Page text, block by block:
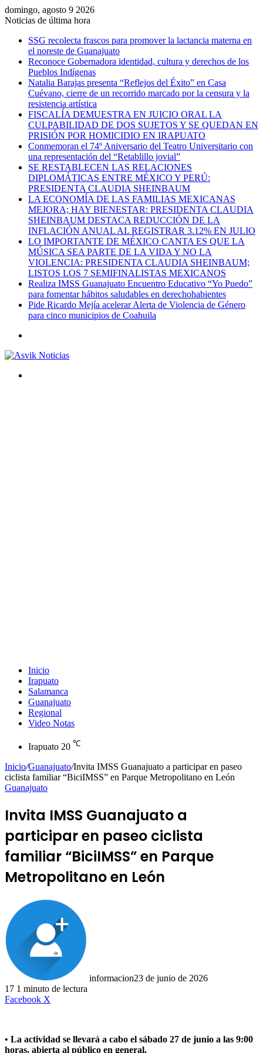
domingo, agosto 9 2026
Noticias de última hora
SSG recolecta frascos para promover la lactancia materna en
el noreste de Guanajuato
Reconoce Gobernadora identidad, cultura y derechos de los
Pueblos Indígenas
Natalia Barajas presenta “Reflejos del Éxito” en Casa
Cuévano, cierre de un recorrido marcado por la censura y la
resistencia artística
FISCALÍA DEMUESTRA EN JUICIO ORAL LA
CULPABILIDAD DE DOS SUJETOS Y SE QUEDAN EN
PRISIÓN POR HOMICIDIO EN IRAPUATO
Conmemoran el 74º Aniversario del Teatro Universitario con
una representación del “Retablillo jovial”
SE RESTABLECEN LAS RELACIONES
DIPLOMÁTICAS ENTRE MÉXICO Y PERÚ:
PRESIDENTA CLAUDIA SHEINBAUM
LA ECONOMÍA DE LAS FAMILIAS MEXICANAS
MEJORA; HAY BIENESTAR: PRESIDENTA CLAUDIA
SHEINBAUM DESTACA REDUCCIÓN DE LA
INFLACIÓN ANUAL AL REGISTRAR 3.12% EN JULIO
LO IMPORTANTE DE MÉXICO CANTA ES QUE LA
MÚSICA SEA PARTE DE LA VIDA Y NO LA
VIOLENCIA: PRESIDENTA CLAUDIA SHEINBAUM;
LISTOS LOS 7 SEMIFINALISTAS MEXICANOS
Realiza IMSS Guanajuato Encuentro Educativo “Yo Puedo”
para fomentar hábitos saludables en derechohabientes
Pide Ricardo Mejía acelerar Alerta de Violencia de Género
para cinco municipios de Coahuila
Inicio
Irapuato
Salamanca
Guanajuato
Regional
Video Notas
Irapuato 20 ℃
Inicio/Guanajuato/Invita IMSS Guanajuato a participar en paseo
ciclista familiar “BiciIMSS” en Parque Metropolitano en León
Guanajuato
Invita IMSS Guanajuato a
participar en paseo ciclista
familiar “BiciIMSS” en Parque
Metropolitano en León
informacion23 de junio de 2026
17 1 minuto de lectura
Facebook X
• La actividad se llevará a cabo el sábado 27 de junio a las 9:00
horas, abierta al público en general.